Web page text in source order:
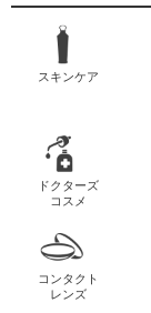
スキンケア
ドクターズ
コスメ
コンタクト
レンズ